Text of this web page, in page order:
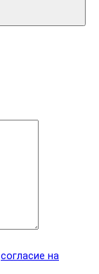
согласие на